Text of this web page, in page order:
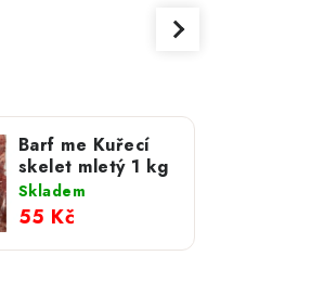
Barf me Kuřecí
skelet mletý 1 kg
Skladem
55 Kč